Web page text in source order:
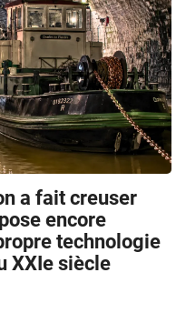
a fait creuser
encore
technologie
XXIe siècle